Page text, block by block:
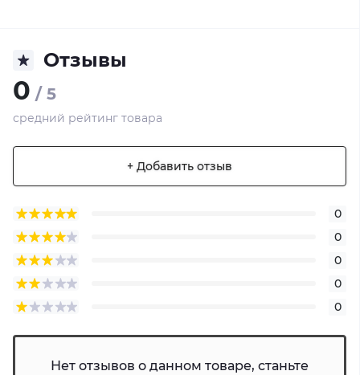
Отзывы
0 / 5
средний рейтинг товара
+ Добавить отзыв
0
0
0
0
0
Нет отзывов о данном товаре, станьте